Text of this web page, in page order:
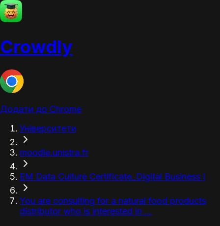
Crowdly
Додати до Chrome
Університети
moodle.unistra.fr
EM Data Culture Certificate_Digital Business I
You are consulting for a natural food products
distributor who is interested in ...